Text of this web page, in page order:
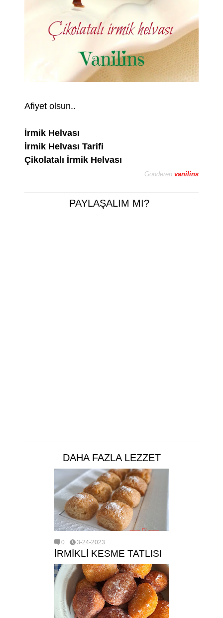
Afiyet olsun..
İrmik Helvası
İrmik Helvası Tarifi
Çikolatalı İrmik Helvası
Gönderen vanilins
PAYLAŞALIM MI?
DAHA FAZLA LEZZET
0 3-24-2023
İRMİKLİ KESME TATLISI